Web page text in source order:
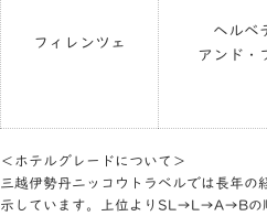
フィレンツェ
ヘルベ
アンド・
＜ホテルグレードについて＞
三越伊勢丹ニッコウトラベルでは長年の
示しています。上位よりSL→L→A→Bの